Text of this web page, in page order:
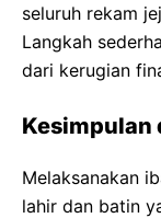
seluruh rekam
Langkah
dari kerugian
Kesimpulan
Melaksanakan
lahir dan batin